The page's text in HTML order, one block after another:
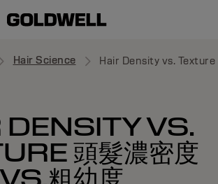
Hair Science Hair Density vs. Texture
DENSITY VS.
頭髮濃密度